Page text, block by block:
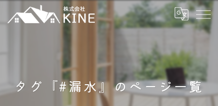
タグ『#漏水』のページ一覧